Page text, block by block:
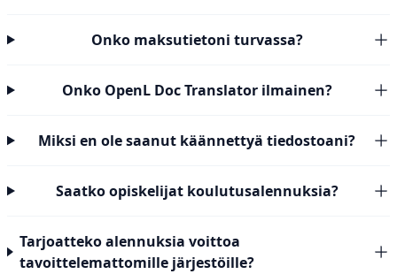
Onko maksutietoni turvassa?
Onko OpenL Doc Translator ilmainen?
Miksi en ole saanut käännettyä tiedostoani?
Saatko opiskelijat koulutusalennuksia?
Tarjoatteko alennuksia voittoa
tavoittelemattomille järjestöille?